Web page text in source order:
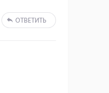
ОТВЕТИТЬ